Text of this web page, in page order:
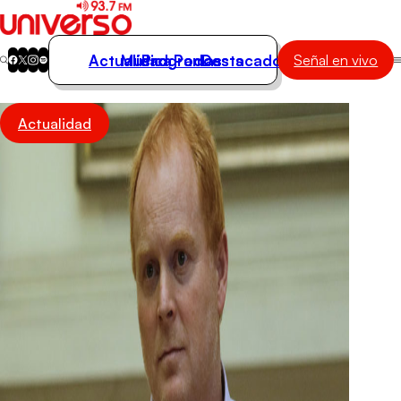
Actualidad
Música
Programas
Destacados
Actualidad
Música
Programas
Podcasts
Destacados Señal en vivo
Actualidad